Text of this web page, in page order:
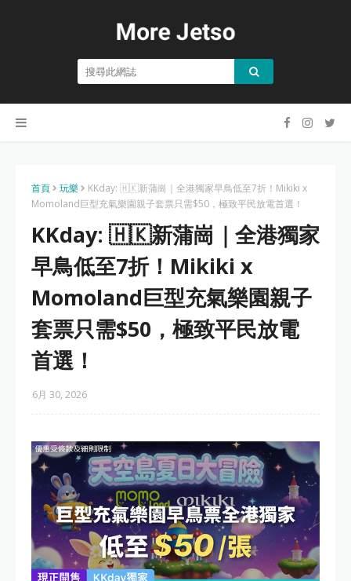
首頁 玩樂
KKday: 🇭🇰新蒲崗｜全港獨家早鳥低至7折！Mikiki x
Momoland巨型充氣樂園親子套票只需$50，極致平民放電首選！
KKday: 🇭🇰新蒲崗｜全港獨家
早鳥低至7折！Mikiki x
Momoland巨型充氣樂園親子
套票只需$50，極致平民放電
首選！
6月 30, 2026